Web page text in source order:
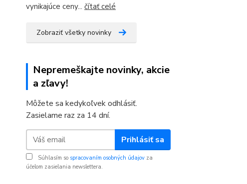
vynikajúce ceny... čítať celé
Zobraziť všetky novinky
Nepremeškajte novinky, akcie
a zľavy!
Môžete sa kedykoľvek odhlásiť.
Zasielame raz za 14 dní.
Prihlásiť sa
Súhlasím so spracovaním osobných údajov za
účelom zasielania newslettera.